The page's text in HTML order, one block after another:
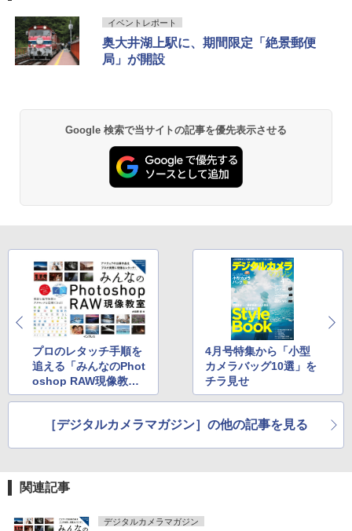
イベントレポート
奥大井湖上駅に、期間限定「絶景郵便
局」が開設
Google 検索で当サイトの記事を優先表示させる
プロのレタッチ手順を
追える「みんなのPhot
oshop RAW現像教
室」発売です
4月号特集から「小型
カメラバッグ10選」を
チラ見せ
［デジタルカメラマガジン］の他の記事を見る
関連記事
デジタルカメラマガジン